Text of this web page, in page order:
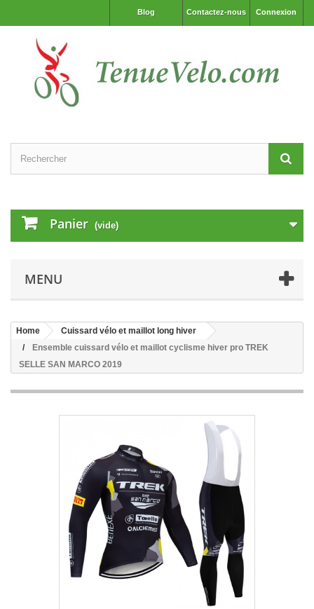
Connexion
Contactez-nous
Blog
Panier (vide)
MENU
Home
Cuissard vélo et maillot long hiver
Ensemble cuissard vélo et maillot cyclisme hiver pro TREK
SELLE SAN MARCO 2019